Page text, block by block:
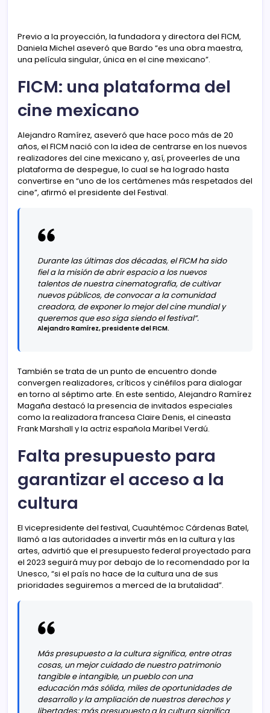
Previo a la proyección, la fundadora y directora del FICM,
Daniela Michel aseveró que Bardo “es una obra maestra,
una película singular, única en el cine mexicano”.
FICM: una plataforma del
cine mexicano
Alejandro Ramírez, aseveró que hace poco más de 20
años, el FICM nació con la idea de centrarse en los nuevos
realizadores del cine mexicano y, así, proveerles de una
plataforma de despegue, lo cual se ha logrado hasta
convertirse en “uno de los certámenes más respetados del
cine”, afirmó el presidente del Festival.
Durante las últimas dos décadas, el FICM ha sido
fiel a la misión de abrir espacio a los nuevos
talentos de nuestra cinematografía, de cultivar
nuevos públicos, de convocar a la comunidad
creadora, de exponer lo mejor del cine mundial y
queremos que eso siga siendo el festival”.
Alejandro Ramírez, presidente del FICM.
También se trata de un punto de encuentro donde
convergen realizadores, críticos y cinéfilos para dialogar
en torno al séptimo arte. En este sentido, Alejandro Ramírez
Magaña destacó la presencia de invitados especiales
como la realizadora francesa Claire Denis, el cineasta
Frank Marshall y la actriz española Maribel Verdú.
Falta presupuesto para
garantizar el acceso a la
cultura
El vicepresidente del festival, Cuauhtémoc Cárdenas Batel,
llamó a las autoridades a invertir más en la cultura y las
artes, advirtió que el presupuesto federal proyectado para
el 2023 seguirá muy por debajo de lo recomendado por la
Unesco, “si el país no hace de la cultura una de sus
prioridades seguiremos a merced de la brutalidad”.
Más presupuesto a la cultura significa, entre otras
cosas, un mejor cuidado de nuestro patrimonio
tangible e intangible, un pueblo con una
educación más sólida, miles de oportunidades de
desarrollo y la ampliación de nuestros derechos y
libertades; más presupuesto a la cultura significa